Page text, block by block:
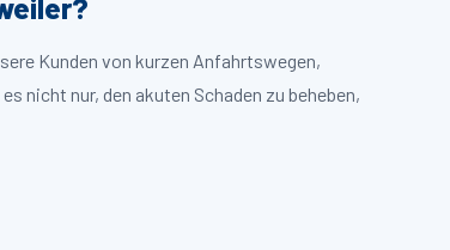
Kunden von kurzen Anfahrtswegen,
nicht nur, den akuten Schaden zu beheben,